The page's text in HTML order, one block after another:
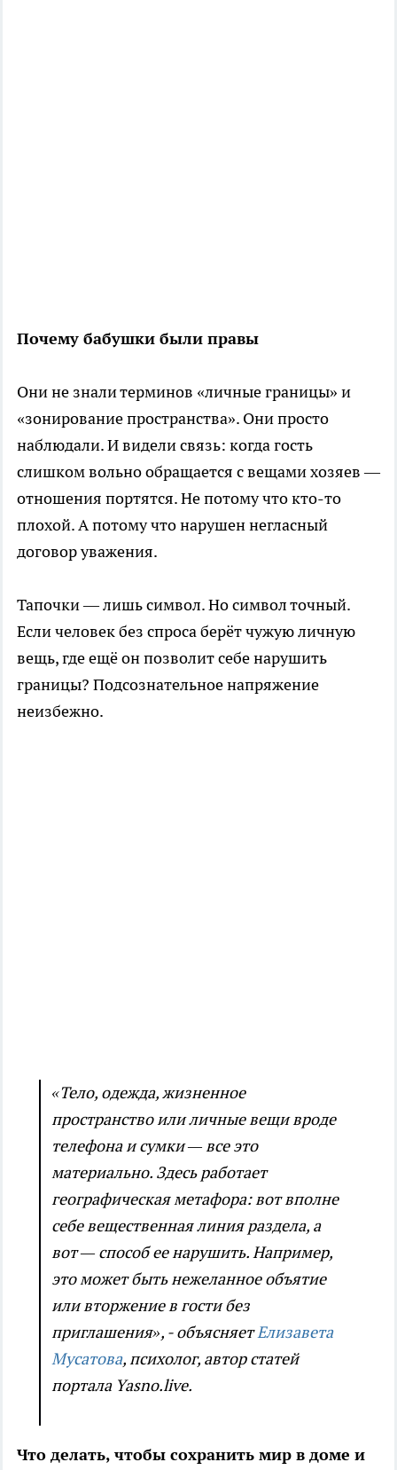
Почему бабушки были правы
Они не знали терминов «личные границы» и
«зонирование пространства». Они просто
наблюдали. И видели связь: когда гость
слишком вольно обращается с вещами хозяев —
отношения портятся. Не потому что кто-то
плохой. А потому что нарушен негласный
договор уважения.
Тапочки — лишь символ. Но символ точный.
Если человек без спроса берёт чужую личную
вещь, где ещё он позволит себе нарушить
границы? Подсознательное напряжение
неизбежно.
«Тело, одежда, жизненное
пространство или личные вещи вроде
телефона и сумки — все это
материально. Здесь работает
географическая метафора: вот вполне
себе вещественная линия раздела, а
вот — способ ее нарушить. Например,
это может быть нежеланное объятие
или вторжение в гости без
приглашения», - объясняетЕлизавета
Мусатова, психолог, автор статей
портала Yasno.live.
Что делать, чтобы сохранить мир в доме и